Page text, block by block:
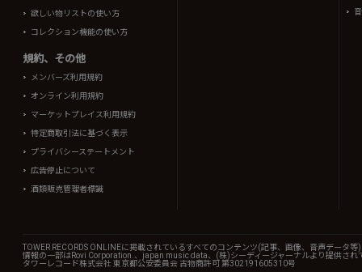
欲しい物リストの使い方
コレクション機能の使い方
規約、その他
メンバーズ利用規約
オンライン利用規約
マーケットプレイス利用規約
特定商取引法に基づく表示
プライバシーステートメント
広告停止について
酒類販売管理者標識
TOWER RECORDS ONLINEに掲載されているすべてのコンテンツ(記事、画像、音声データ
情報の一部はRovi Corporation.、japan music data、(株)シーディージャーナルより提供され
タワーレコード株式会社 東京都公安委員会 古物商許可 第302191605310号